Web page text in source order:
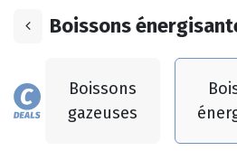
Boissons
Boissons
gazeuses